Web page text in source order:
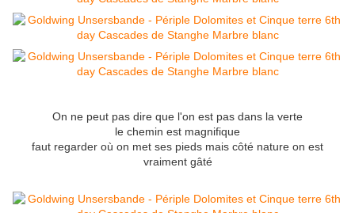
On ne peut pas dire que l'on est pas dans la verte
le chemin est magnifique
faut regarder où on met ses pieds mais côté nature on est
vraiment gâté